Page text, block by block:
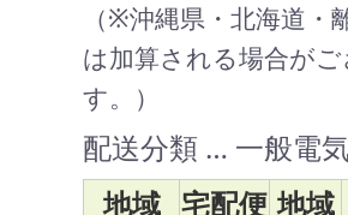
（※沖縄県・北海道・
は加算される場合がご
す。）
配送分類 … 一般電
地域 宅配便 地域